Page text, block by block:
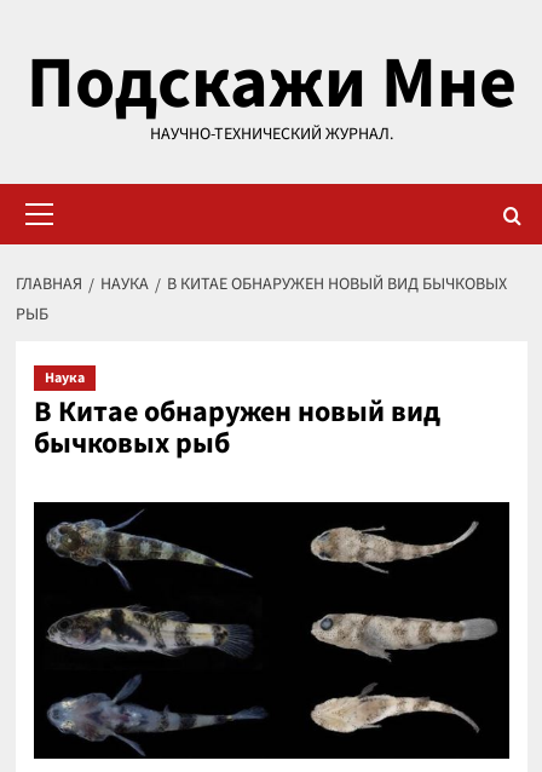
содержимому
Подскажи Мне
НАУЧНО-ТЕХНИЧЕСКИЙ ЖУРНАЛ.
меню
ГЛАВНАЯ НАУКА
В КИТАЕ ОБНАРУЖЕН НОВЫЙ ВИД БЫЧКОВЫХ
РЫБ
Наука
В Китае обнаружен новый вид
бычковых рыб